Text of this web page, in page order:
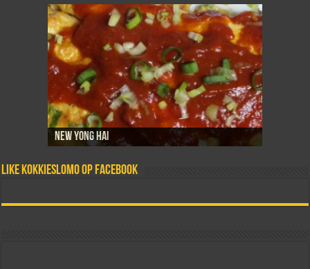
New Yong Hai
Sambal goreng telor
Dadar isi
Martabak telor
Tahoe telor
Like Kokkieslomo op Facebook